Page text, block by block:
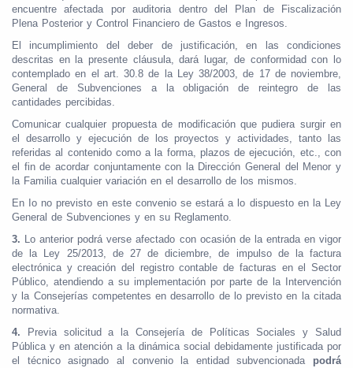
encuentre afectada por auditoria dentro del Plan de Fiscalización
Plena Posterior y Control Financiero de Gastos e Ingresos.
El incumplimiento del deber de justificación, en las condiciones
descritas en la presente cláusula, dará lugar, de conformidad con lo
contemplado en el art. 30.8 de la Ley 38/2003, de 17 de noviembre,
General de Subvenciones a la obligación de reintegro de las
cantidades percibidas.
Comunicar cualquier propuesta de modificación que pudiera surgir en
el desarrollo y ejecución de los proyectos y actividades, tanto las
referidas al contenido como a la forma, plazos de ejecución, etc., con
el fin de acordar conjuntamente con la Dirección General del Menor y
la Familia cualquier variación en el desarrollo de los mismos.
En Io no previsto en este convenio se estará a lo dispuesto en la Ley
General de Subvenciones y en su Reglamento.
3. Lo anterior podrá verse afectado con ocasión de la entrada en vigor
de la Ley 25/2013, de 27 de diciembre, de impulso de la factura
electrónica y creación del registro contable de facturas en el Sector
Público, atendiendo a su implementación por parte de la Intervención
y la Consejerías competentes en desarrollo de lo previsto en la citada
normativa.
4.
Previa solicitud a la Consejería de Políticas Sociales y Salud
Pública y en atención a la dinámica social debidamente justificada por
el técnico asignado al convenio la entidad subvencionada podrá